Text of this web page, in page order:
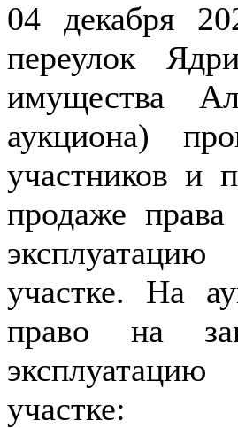
04 декабря
переулок
имущества
аукциона)
участников и
продаже
участке. На
право на
участке: